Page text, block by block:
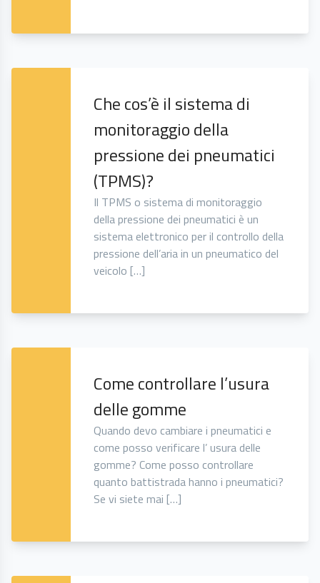
Che cos’è il sistema di
monitoraggio della
pressione dei pneumatici
(TPMS)?
Il TPMS o sistema di monitoraggio
della pressione dei pneumatici è un
sistema elettronico per il controllo della
pressione dell’aria in un pneumatico del
veicolo […]
Come controllare l’usura
delle gomme
Quando devo cambiare i pneumatici e
come posso verificare l’ usura delle
gomme? Come posso controllare
quanto battistrada hanno i pneumatici?
Se vi siete mai […]